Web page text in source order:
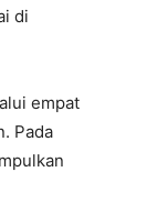
di
empat
Pada